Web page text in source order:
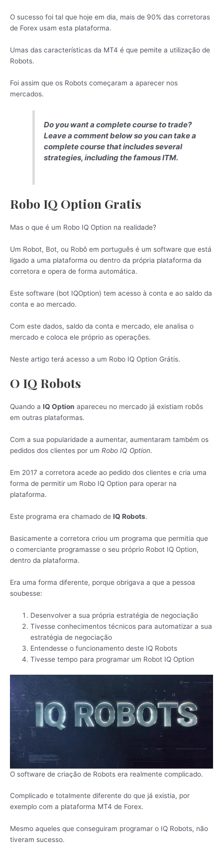
O sucesso foi tal que hoje em dia, mais de 90% das corretoras
de Forex usam esta plataforma.
Umas das características da MT4 é que pemite a utilização de
Robots.
Foi assim que os Robots começaram a aparecer nos
mercados.
Do you want a complete course to trade?
Leave a comment below so you can take a
complete course that includes several
strategies, including the famous ITM.
Robo IQ Option Gratis
Mas o que é um Robo IQ Option na realidade?
Um Robot, Bot, ou Robô em português é um software que está
ligado a uma plataforma ou dentro da própria plataforma da
corretora e opera de forma automática.
Este software (bot IQOption) tem acesso à conta e ao saldo da
conta e ao mercado.
Com este dados, saldo da conta e mercado, ele analisa o
mercado e coloca ele próprio as operações.
Neste artigo terá acesso a um Robo IQ Option Grátis.
O IQ Robots
Quando a IQ Option apareceu no mercado já existiam robôs
em outras plataformas.
Com a sua popularidade a aumentar, aumentaram também os
pedidos dos clientes por um Robo IQ Option.
Em 2017 a corretora acede ao pedido dos clientes e cria uma
forma de permitir um Robo IQ Option para operar na
plataforma.
Este programa era chamado de IQ Robots.
Basicamente a corretora criou um programa que permitia que
o comerciante programasse o seu próprio Robot IQ Option,
dentro da plataforma.
Era uma forma diferente, porque obrigava a que a pessoa
soubesse:
Desenvolver a sua própria estratégia de negociação
Tivesse conhecimentos técnicos para automatizar a sua
estratégia de negociação
Entendesse o funcionamento deste IQ Robots
Tivesse tempo para programar um Robot IQ Option
O software de criação de Robots era realmente complicado.
Complicado e totalmente diferente do que já existia, por
exemplo com a plataforma MT4 de Forex.
Mesmo aqueles que conseguiram programar o IQ Robots, não
tiveram sucesso.